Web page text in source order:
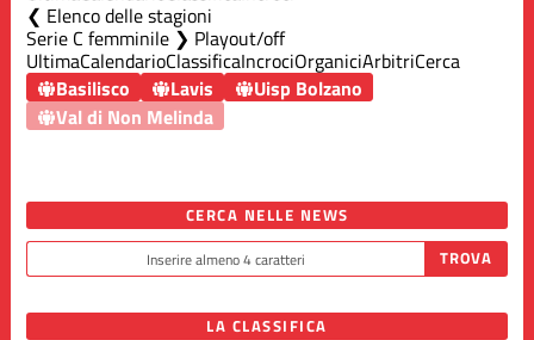
Elenco delle stagioni
Serie C femminile ❯ Playout/off
UltimaCalendarioClassificaIncrociOrganiciArbitriCerca
Basilisco
Lavis
Uisp Bolzano
Val di Non Melinda
CERCA NELLE NEWS
LA CLASSIFICA